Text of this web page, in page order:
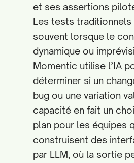
et ses assertions
Les tests traditionnels
souvent lorsque le
dynamique ou
Momentic utilise l’IA
déterminer si un
bug ou une variation
capacité en fait un
plan pour les équipes
construisent des
par LLM, où la sortie